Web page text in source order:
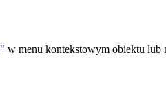
" w menu kontekstowym obiektu lub